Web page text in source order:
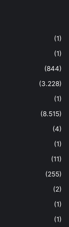
(1)
(1)
(844)
(3.228)
(1)
(8.515)
(4)
(1)
(11)
(255)
(2)
(1)
(1)